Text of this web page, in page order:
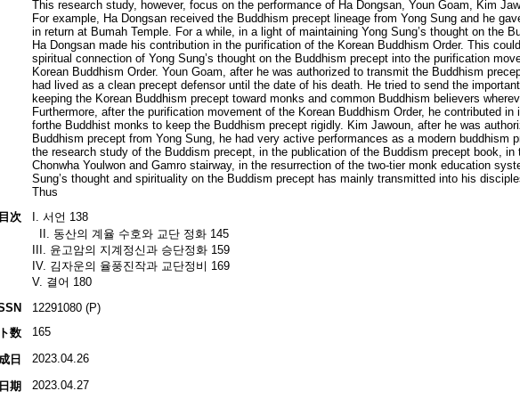
This research study, however, focus on the performance of Ha Dongsan, Youn Goam, Kim
For example, Ha Dongsan received the Buddhism precept lineage from Yong Sung and he
in return at Bumah Temple. For a while, in a light of maintaining Yong Sung’s thought on the
Ha Dongsan made his contribution in the purification of the Korean Buddhism Order. This
spiritual connection of Yong Sung’s thought on the Buddhism precept into the purification
Korean Buddhism Order. Youn Goam, after he was authorized to transmit the Buddhism
had lived as a clean precept defensor until the date of his death. He tried to send the
keeping the Korean Buddhism precept toward monks and common Buddhism believers
Furthermore, after the purification movement of the Korean Buddhism Order, he contributed in
forthe Buddhist monks to keep the Buddhism precept rigidly. Kim Jawoun, after he was
Buddhism precept from Yong Sung, he had very active performances as a modern buddhism
the research study of the Buddism precept, in the publication of the Buddism precept book, in
Chonwha Youlwon and Gamro stairway, in the resurrection of the two-tier monk education
Sung’s thought and spirituality on the Buddism precept has mainly transmitted into his
Thus
目次
I. 서언 138
II. 동산의 계율 수호와 교단 정화 145
III. 윤고암의 지계정신과 승단정화 159
IV. 김자운의 율풍진작과 교단정비 169
V. 결어 180
12291080 (P)
数
165
日 2023.04.26
期 2023.04.27